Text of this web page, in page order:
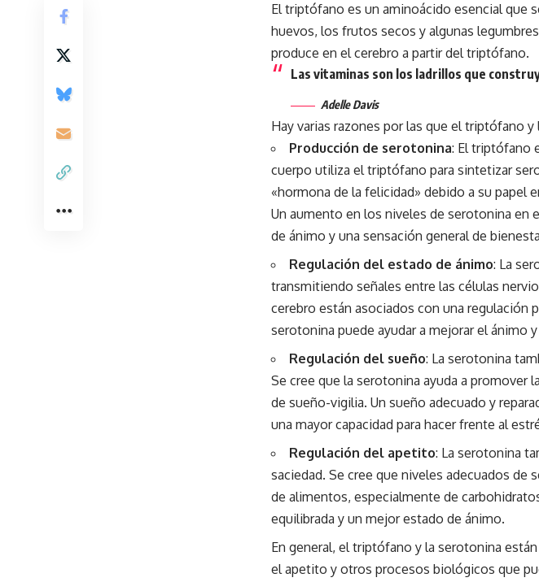
El triptófano es un aminoácido esencial que
huevos, los frutos secos y algunas
produce en el cerebro a partir del triptófano.
Las vitaminas son los ladrillos que
Adelle Davis
Hay varias razones por las que el triptófano
Producción de serotonina: El triptófano
cuerpo utiliza el triptófano para sintetizar
«hormona de la felicidad» debido a su papel
Un aumento en los niveles de serotonina en
de ánimo y una sensación general de
Regulación del estado de ánimo: La
transmitiendo señales entre las células
cerebro están asociados con una regulación
serotonina puede ayudar a mejorar el ánimo
Regulación del sueño: La serotonina
Se cree que la serotonina ayuda a promover
de sueño-vigilia. Un sueño adecuado y
una mayor capacidad para hacer frente al
Regulación del apetito: La serotonina
saciedad. Se cree que niveles adecuados de
de alimentos, especialmente de
equilibrada y un mejor estado de ánimo.
En general, el triptófano y la serotonina
el apetito y otros procesos biológicos que